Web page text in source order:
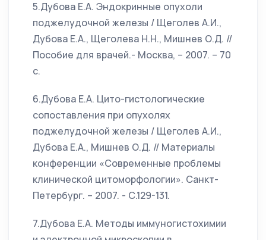
5.Дубова Е.А. Эндокринные опухоли
поджелудочной железы / Щеголев А.И.,
Дубова Е.А., Щеголева Н.Н., Мишнев О.Д. //
Пособие для врачей.- Москва, – 2007. – 70
с.
6.Дубова Е.А. Цито-гистологические
сопоставления при опухолях
поджелудочной железы / Щеголев А.И.,
Дубова Е.А., Мишнев О.Д. // Материалы
конференции «Современные проблемы
клинической цитоморфологии». Санкт-
Петербург. – 2007. - С.129-131.
7.Дубова Е.А. Методы иммуногистохимии